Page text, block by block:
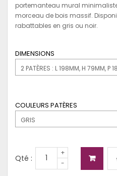
portemanteau mural
morceau de bois massif.
rabattables en gris ou noir.
DIMENSIONS
2 PATÈRES : L 198MM, H 79MM, P
COULEURS PATÈRES
GRIS
Qté :
+
-